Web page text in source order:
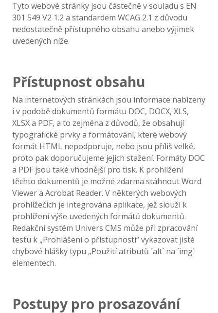
Tyto webové stránky jsou částečně v souladu s EN
301 549 V2 1.2 a standardem WCAG 2.1 z důvodu
nedostatečně přístupného obsahu anebo výjimek
uvedených níže.
Přístupnost obsahu
Na internetových stránkách jsou informace nabízeny
i v podobě dokumentů formátu DOC, DOCX, XLS,
XLSX a PDF, a to zejména z důvodů, že obsahují
typografické prvky a formátování, které webový
formát HTML nepodporuje, nebo jsou příliš velké,
proto pak doporučujeme jejich stažení. Formáty DOC
a PDF jsou také vhodnější pro tisk. K prohlížení
těchto dokumentů je možné zdarma stáhnout Word
Viewer a Acrobat Reader. V některých webových
prohlížečích je integrována aplikace, jež slouží k
prohlížení výše uvedených formátů dokumentů.
Redakční systém Univers CMS může při zpracování
testu k „Prohlášení o přístupnosti“ vykazovat jisté
chybové hlášky typu „Použití atributů ´alt´ na ´img´
elementech.
Postupy pro prosazování